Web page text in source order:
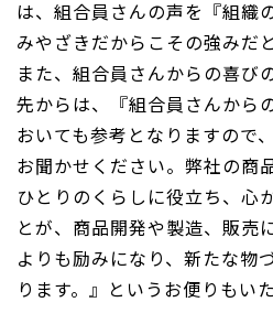
は、組合員さんの声を『組織
みやざきだからこその強みだ
また、組合員さんからの喜び
先からは、『組合員さんから
おいても参考となりますので
お聞かせください。弊社の商
ひとりのくらしに役立ち、心
とが、商品開発や製造、販売
よりも励みになり、新たな物
ります。』というお便りもい